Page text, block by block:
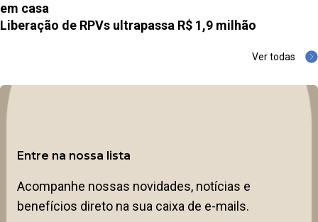
em casa
Liberação de RPVs ultrapassa R$ 1,9 milhão
Ver todas
Entre na nossa lista
Acompanhe nossas novidades, notícias e
benefícios direto na sua caixa de e-mails.